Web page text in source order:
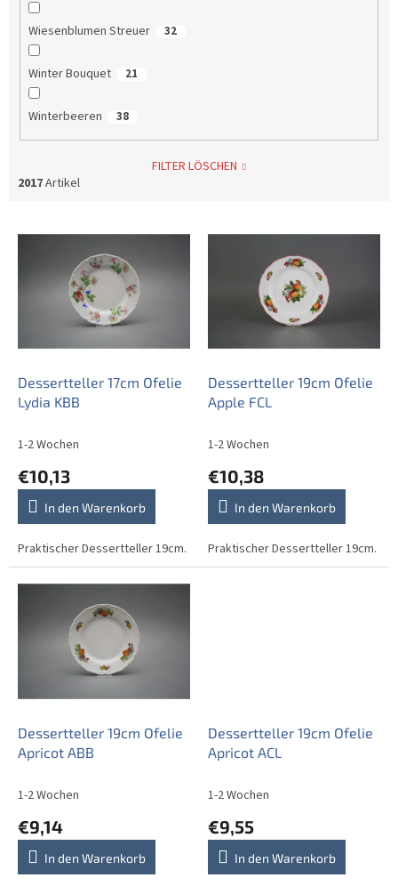
Wiesenblumen Streuer 32
Winter Bouquet 21
Winterbeeren 38
FILTER LÖSCHEN
2017Artikel
Dessertteller 17cm Ofelie
Lydia KBB
1-2 Wochen
€10,13
In den Warenkorb
Praktischer Dessertteller 19cm.
Dessertteller 19cm Ofelie
Apple FCL
1-2 Wochen
€10,38
In den Warenkorb
Praktischer Dessertteller 19cm.
Dessertteller 19cm Ofelie
Apricot ABB
1-2 Wochen
€9,14
In den Warenkorb
Dessertteller 19cm Ofelie
Apricot ACL
1-2 Wochen
€9,55
In den Warenkorb